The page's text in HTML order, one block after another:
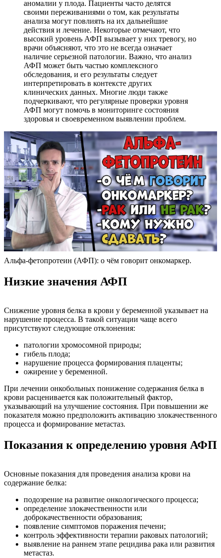
аномалии у плода. Пациенты часто делятся
своими переживаниями о том, как результаты
анализа могут повлиять на их дальнейшие
действия и лечение. Некоторые отмечают, что
высокий уровень АФП вызывает у них тревогу, но
врачи объясняют, что это не всегда означает
наличие серьезной патологии. Важно, что анализ
АФП может быть частью комплексного
обследования, и его результаты следует
интерпретировать в контексте других
клинических данных. Многие люди также
подчеркивают, что регулярные проверки уровня
АФП могут помочь в мониторинге состояния
здоровья и своевременном выявлении проблем.
Альфа-фетопротеин (АФП): о чём говорит онкомаркер.
Низкие значения АФП
Снижение уровня белка в крови у беременной указывает на
нарушение процесса. В такой ситуации чаще всего
присутствуют следующие отклонения:
патологии хромосомной природы;
гибель плода;
нарушение процесса формирования плаценты;
ожирение у беременной.
При лечении онкобольных понижение содержания белка в
крови расценивается как положительный фактор,
указывающий на улучшение состояния. При повышении же
показателя можно предположить активацию злокачественного
процесса и формирование метастаз.
Показания к определению уровня АФП
Основные показания для проведения анализа крови на
содержание белка:
подозрение на развитие онкологического процесса;
определение злокачественности или
доброкачественности образования;
появление симптомов поражения печени;
контроль эффективности терапии раковых патологий;
выявление на раннем этапе рецидива рака или развития
метастаз.